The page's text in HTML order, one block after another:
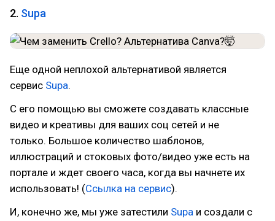
2. Supa
Еще одной неплохой альтернативой является
сервис Supa.
С его помощью вы сможете создавать классные
видео и креативы для ваших соц сетей и не
только. Большое количество шаблонов,
иллюстраций и стоковых фото/видео уже есть на
портале и ждет своего часа, когда вы начнете их
использовать! (Ссылка на сервис).
И, конечно же, мы уже затестили Supa и создали с